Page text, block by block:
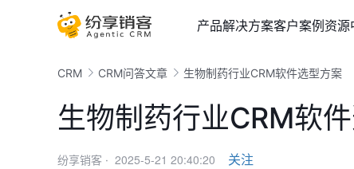
产品解决方案客户案例资源
CRM CRM问答文章 生物制药行业CRM软件选型方案
生物制药行业CRM软
纷享销客 · 2025-5-21 20:40:20 关注